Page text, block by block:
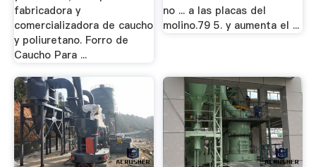
fabricadora y
comercializadora de caucho
y poliuretano. Forro de
Caucho Para ...
no ... a las placas del
molino.79 5. y aumenta el ...